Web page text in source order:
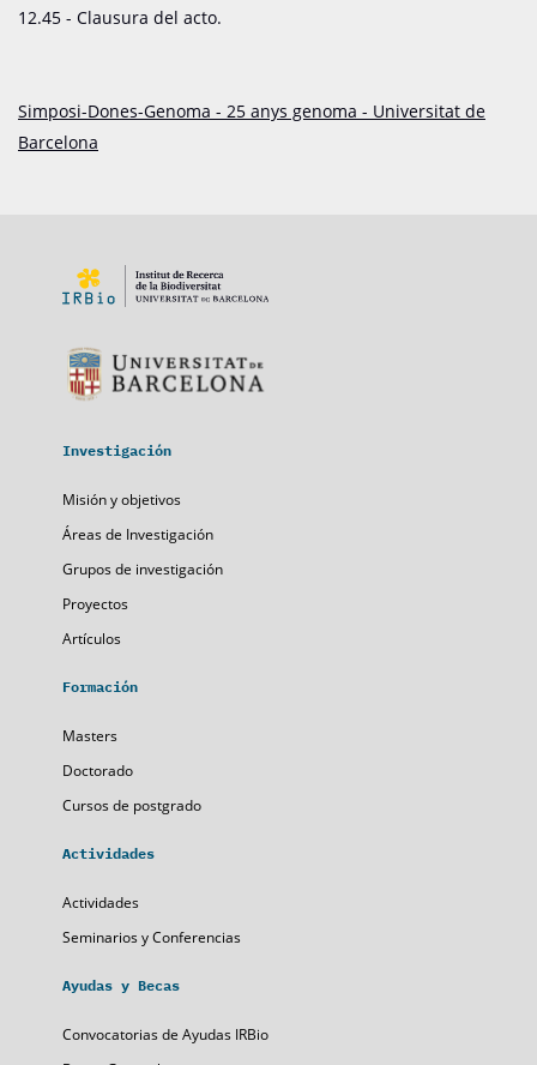
12.45 - Clausura del acto.
Simposi-Dones-Genoma - 25 anys genoma - Universitat de
Barcelona
Investigación
Misión y objetivos
Áreas de Investigación
Grupos de investigación
Proyectos
Artículos
Formación
Masters
Doctorado
Cursos de postgrado
Actividades
Actividades
Seminarios y Conferencias
Ayudas y Becas
Convocatorias de Ayudas IRBio